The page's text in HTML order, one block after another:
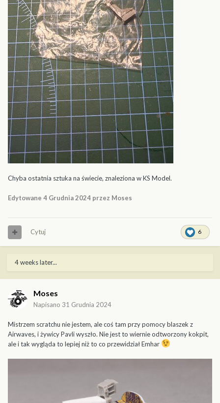
Chyba ostatnia sztuka na świecie, znaleziona w KS Model.
Edytowane 4 Grudnia 2024 przez Moses
6
Cytuj
4 weeks later...
Moses
Napisano 31 Grudnia 2024
Mistrzem scratchu nie jestem, ale coś tam przy pomocy blaszek z
Airwaves, i żywicy Pavli wyszło. Nie jest to wiernie odtworzony kokpit,
ale i tak wygląda to lepiej niż to co przewidział Emhar